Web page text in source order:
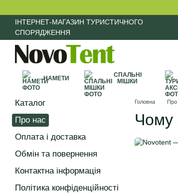
ІНТЕРНЕТ-МАГАЗИН ТУРИСТИЧНОГО
СПОРЯДЖЕННЯ
НАМЕТИ
СПАЛЬНІ
МІШКИ
Головна Про
Чому
Каталог
Про нас
Оплата і доставка
Обмін та повернення
Контактна інформація
Політика конфіденційності